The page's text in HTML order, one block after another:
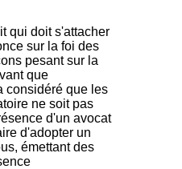
qui doit s'attacher
sur la foi des
pesant sur la
que
considéré que les
ne soit pas
d'un avocat
d'adopter un
émettant des